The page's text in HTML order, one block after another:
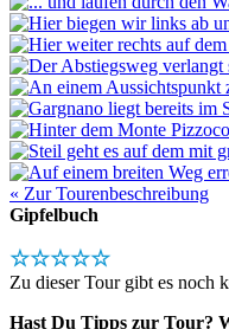
« Zur Tourenbeschreibung
Gipfelbuch
☆☆☆☆☆
Zu dieser Tour gibt es noch
Hast Du Tipps zur Tour?